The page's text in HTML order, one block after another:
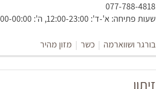
077-788-4818
שעות פתיחה: א'-ד': 12:00-23:00, ה': 12:00-00:00, ו': 11:30-16:00
בורגר ושווארמה | כשר | מזון מהיר
זיתון